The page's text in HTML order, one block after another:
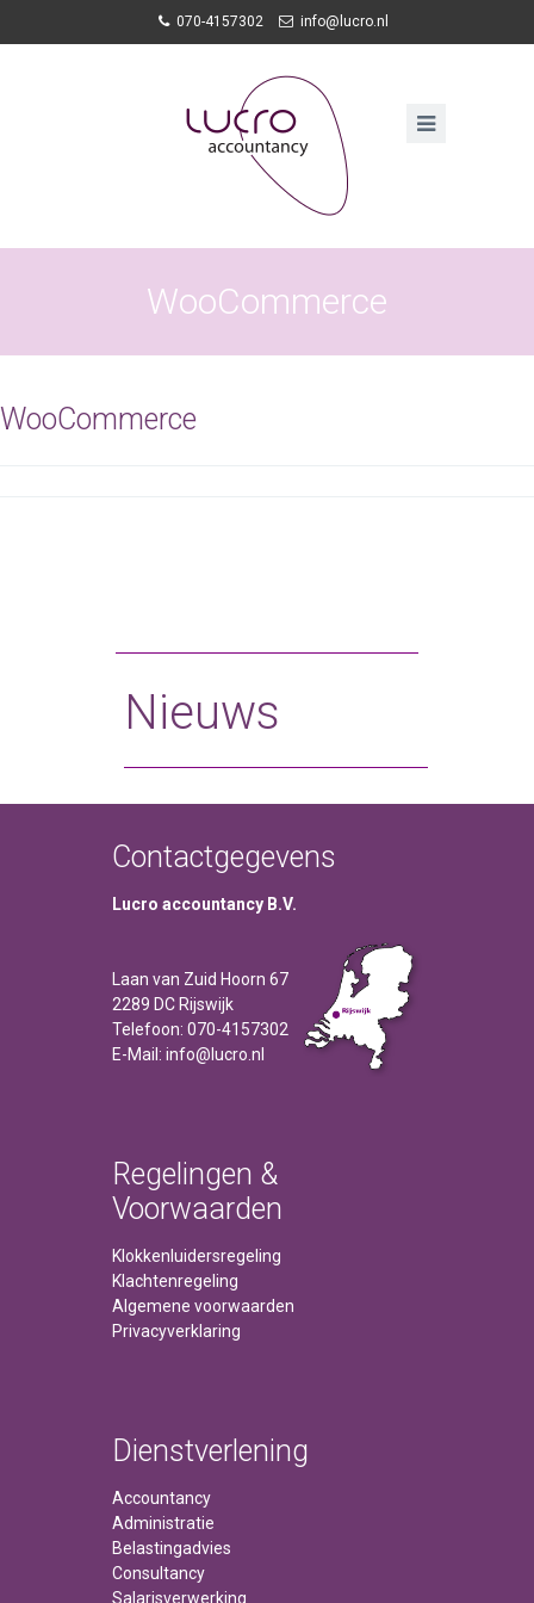
070-4157302 info@lucro.nl
WooCommerce
WooCommerce
Nieuws
Contactgegevens
Lucro accountancy B.V.
Laan van Zuid Hoorn 67
2289 DC Rijswijk
Telefoon: 070-4157302
E-Mail: info@lucro.nl
Regelingen &
Voorwaarden
Klokkenluidersregeling
Klachtenregeling
Algemene voorwaarden
Privacyverklaring
Dienstverlening
Accountancy
Administratie
Belastingadvies
Consultancy
Salarisverwerking